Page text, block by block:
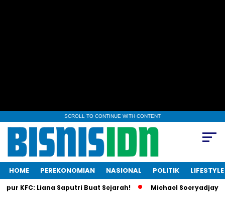
SCROLL TO CONTINUE WITH CONTENT
HOME PEREKONOMIAN NASIONAL POLITIK LIFESTYLE
KFC: Liana Saputri Buat Sejarah! Michael Soeryadjaya